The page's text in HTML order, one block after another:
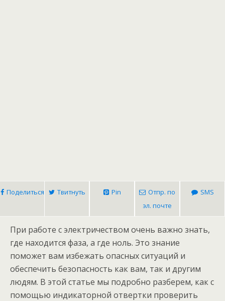
Поделиться Твитнуть Pin
Отпр. по
эл. почте
SMS
При работе с электричеством очень важно знать,
где находится фаза, а где ноль. Это знание
поможет вам избежать опасных ситуаций и
обеспечить безопасность как вам, так и другим
людям. В этой статье мы подробно разберем, как с
помощью индикаторной отвертки проверить